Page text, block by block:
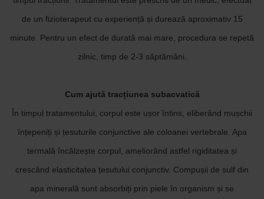
de un fizioterapeut cu experiență și durează aproximativ 15
minute. Pentru un efect de durată mai mare, procedura se repetă
zilnic, timp de 2-3 săptămâni.
Cum ajută tracțiunea subacvatică
În timpul tratamentului, corpul este ușor întins, eliberând mușchii
înțepeniți și țesuturile conjunctive ale coloanei vertebrale. Apa
termală încălzește corpul, ameliorând astfel rigiditatea și
crescând elasticitatea țesutului conjunctiv. Compușii de sulf din
apa minerală sunt absorbiți prin piele în organism și se